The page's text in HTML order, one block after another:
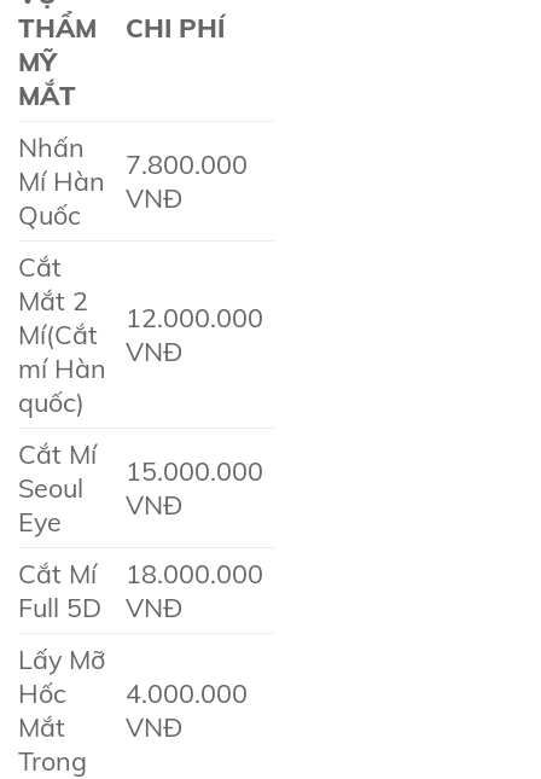
THẨM
MỸ
MẮT
CHI PHÍ
Nhấn
Mí Hàn
Quốc
7.800.000
VNĐ
Cắt
Mắt 2
Mí(Cắt
mí Hàn
quốc)
12.000.000
VNĐ
Cắt Mí
Seoul
Eye
15.000.000
VNĐ
Cắt Mí
Full 5D
18.000.000
VNĐ
Lấy Mỡ
Hốc
Mắt
Trong
4.000.000
VNĐ